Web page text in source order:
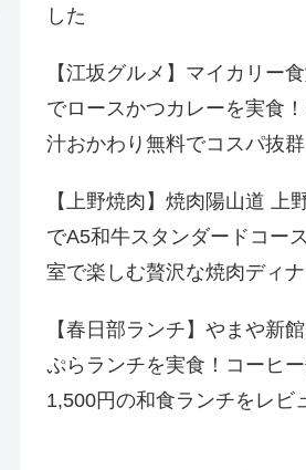
した
【江坂グルメ】マイカリー
でロースかつカレーを実食
汁おかわり無料でコスパ抜群
【上野焼肉】焼肉陽山道 上
でA5和牛スタンダードコー
室で楽しむ贅沢な焼肉ディ
【春日部ランチ】やまや新
ぷらランチを実食！コーヒ
1,500円の和食ランチをレビ